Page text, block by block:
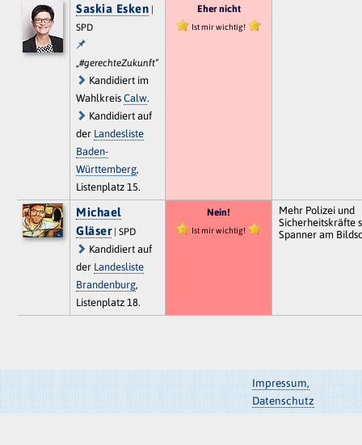
Saskia Esken |
SPD
„#gerechteZukunft“
Kandidiert im
WahlkreisCalw.
Kandidiert auf
der Landesliste
Baden-
Württemberg,
Listenplatz 15.
Eher nicht
Ist mir wichtig!
Michael
Gläser| SPD
Kandidiert auf
der Landesliste
Brandenburg,
Listenplatz 18.
Nein!
Ist mir wichtig!
Mehr Polizei und
Sicherheitskräfte
Spanner am
Impressum,
Datenschutz